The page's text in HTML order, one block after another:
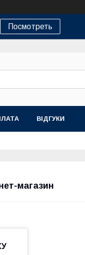
Посмотреть
ВІДГУКИ
магазин